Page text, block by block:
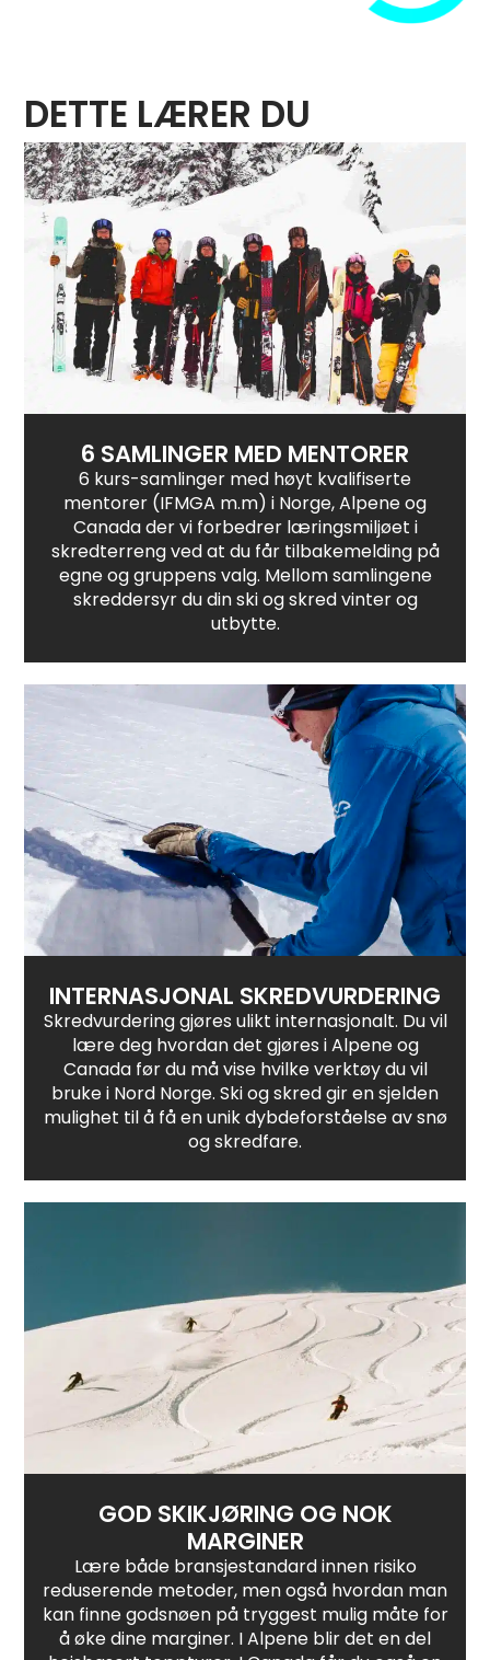
DETTE LÆRER DU
6 SAMLINGER MED MENTORER
6 kurs-samlinger med høyt kvalifiserte
mentorer (IFMGA m.m) i Norge, Alpene og
Canada der vi forbedrer læringsmiljøet i
skredterreng ved at du får tilbakemelding på
egne og gruppens valg. Mellom samlingene
skreddersyr du din ski og skred vinter og
utbytte.
INTERNASJONAL SKREDVURDERING
Skredvurdering gjøres ulikt internasjonalt. Du vil
lære deg hvordan det gjøres i Alpene og
Canada før du må vise hvilke verktøy du vil
bruke i Nord Norge. Ski og skred gir en sjelden
mulighet til å få en unik dybdeforståelse av snø
og skredfare.
GOD SKIKJØRING OG NOK
MARGINER
Lære både bransjestandard innen risiko
reduserende metoder, men også hvordan man
kan finne godsnøen på tryggest mulig måte for
å øke dine marginer. I Alpene blir det en del